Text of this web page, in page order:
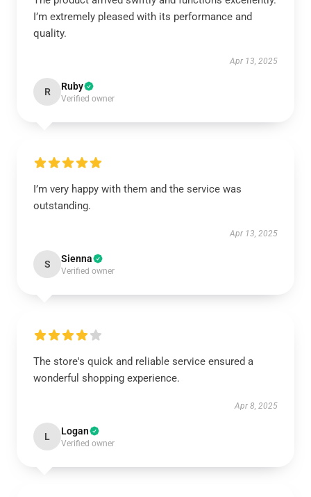
I’m extremely pleased with its performance and
quality.
Apr 13, 2025
R Ruby
Verified owner
I’m very happy with them and the service was
outstanding.
Apr 13, 2025
S Sienna
Verified owner
The store's quick and reliable service ensured a
wonderful shopping experience.
Apr 8, 2025
L Logan
Verified owner